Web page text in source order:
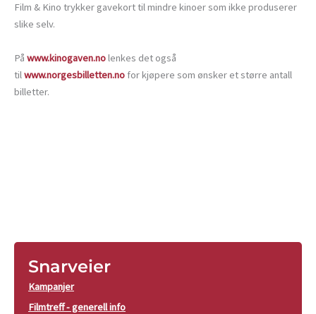
Film & Kino trykker gavekort til mindre kinoer som ikke produserer
slike selv.
På www.kinogaven.nolenkes det også
tilwww.norgesbilletten.no for kjøpere som ønsker et større antall
billetter.
Snarveier
Kampanjer
Filmtreff - generell info